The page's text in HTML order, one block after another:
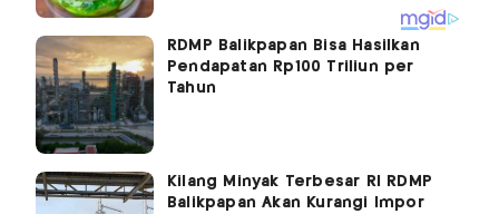
RDMP Balikpapan Bisa Hasilkan
Pendapatan Rp100 Triliun per
Tahun
Kilang Minyak Terbesar RI RDMP
Balikpapan Akan Kurangi Impor